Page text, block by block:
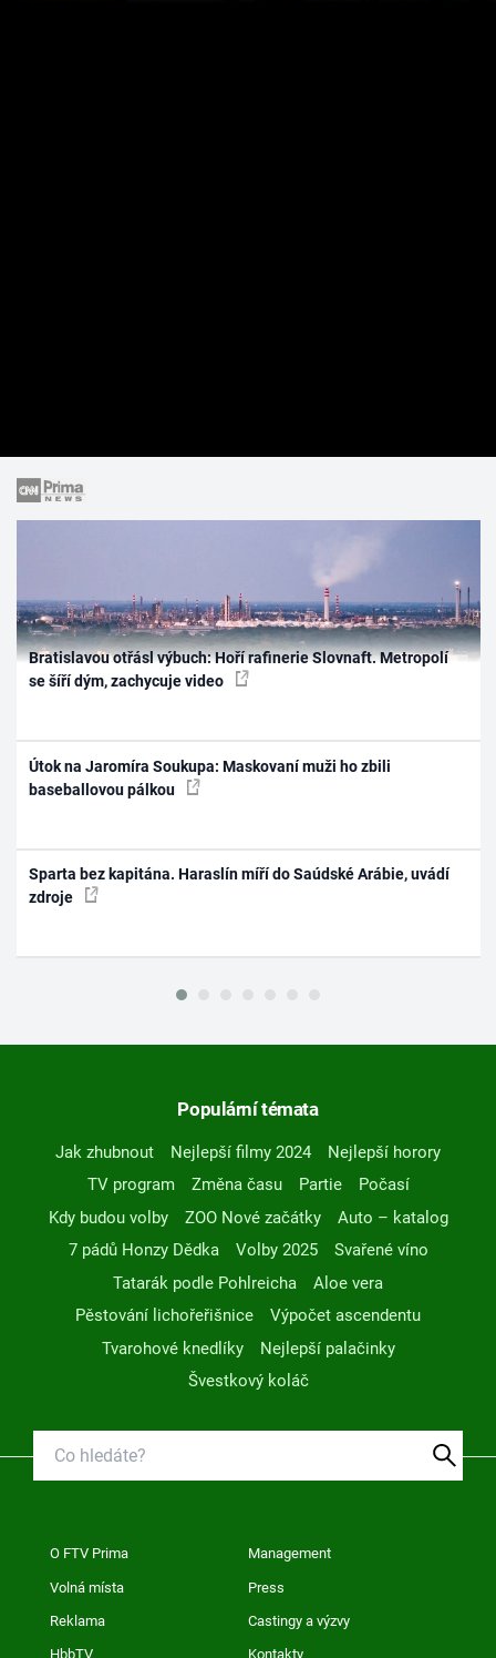
Bratislavou otřásl výbuch: Hoří rafinerie Slovnaft. Metropolí
se šíří dým, zachycuje video
Útok na Jaromíra Soukupa: Maskovaní muži ho zbili
baseballovou pálkou
Sparta bez kapitána. Haraslín míří do Saúdské Arábie, uvádí
zdroje
Populární témata
Jak zhubnout Nejlepší filmy 2024
Nejlepší horory
TV program
Změna času Partie
Počasí
Kdy budou volby
ZOO Nové začátky
Auto – katalog
7 pádů Honzy Dědka
Volby 2025
Svařené víno
Tatarák podle Pohlreicha
Aloe vera
Pěstování lichořeřišnice
Výpočet ascendentu
Tvarohové knedlíky
Nejlepší palačinky
Švestkový koláč
O FTV Prima Management
Volná místa Press
Reklama Castingy a výzvy
HbbTV Kontakty